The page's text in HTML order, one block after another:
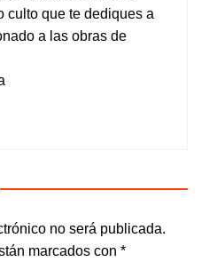
culto que te dediques a
a las obras de
no será publicada.
marcados con *